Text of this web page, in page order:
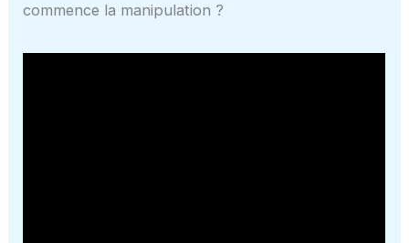
commence la manipulation ?